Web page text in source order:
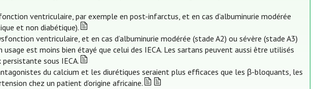
ventriculaire, par exemple en post-infarctus, et en cas d’albuminurie modérée
et non diabétique).
ventriculaire, et en cas d’albuminurie modérée (stade A2) ou sévère (stade A3)
est moins bien étayé que celui des IECA. Les sartans peuvent aussi être utilisés
sous IECA.
du calcium et les diurétiques seraient plus efficaces que les β-bloquants, les
chez un patient d’origine africaine.